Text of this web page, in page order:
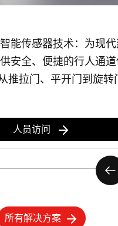
能传感器技术：为现
安全、便捷的行人通
推拉门、平开门到旋转
人员访问
所有解决方案